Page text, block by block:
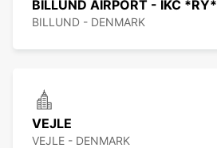
BILLUND AIRPORT - IKC *RY*
BILLUND - DENMARK
VEJLE
VEJLE - DENMARK